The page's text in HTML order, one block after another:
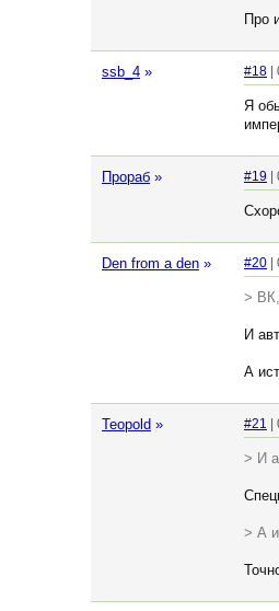
Про
ssb_4 » #18
Я
Прораб » #19
Den from a den » #20
>
И
А
Teopold » #21
> И
> А